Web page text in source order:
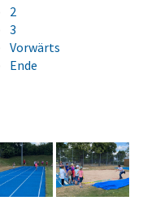
2
3
Vorwärts
Ende